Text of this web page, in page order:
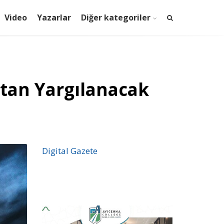
Video Yazarlar Diğer kategoriler
Yargılanacak
Digital Gazete